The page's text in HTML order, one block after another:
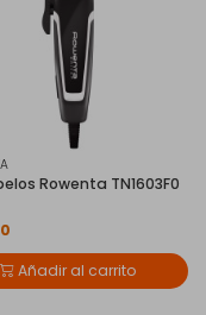
Rowenta TN1603F0
Añadir al carrito